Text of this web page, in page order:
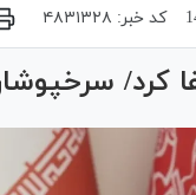
کد خبر: ۴۸۳۱۳۲۸
۱۰ درصد دیگر جریمه